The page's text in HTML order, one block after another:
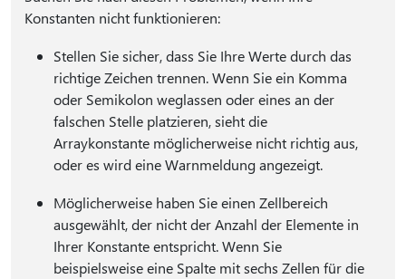
Konstanten nicht funktionieren:
Stellen Sie sicher, dass Sie Ihre Werte durch das
richtige Zeichen trennen. Wenn Sie ein Komma
oder Semikolon weglassen oder eines an der
falschen Stelle platzieren, sieht die
Arraykonstante möglicherweise nicht richtig aus,
oder es wird eine Warnmeldung angezeigt.
Möglicherweise haben Sie einen Zellbereich
ausgewählt, der nicht der Anzahl der Elemente in
Ihrer Konstante entspricht. Wenn Sie
beispielsweise eine Spalte mit sechs Zellen für die